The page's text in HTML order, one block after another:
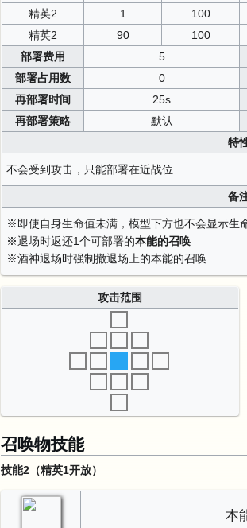
精英2
1 100
精英2
90 100
部署费用
5
部署占用数
0
再部署时间
25s
再部署策略
默认
特
不会受到攻击，只能部署在近战位
备
※即使自身生命值未满，模型下方也不会显示生
※退场时返还1个可部署的本能的召唤
※酒神退场时强制撤退场上的本能的召唤
攻击范围
召唤物技能
技能2（精英1开放）
本